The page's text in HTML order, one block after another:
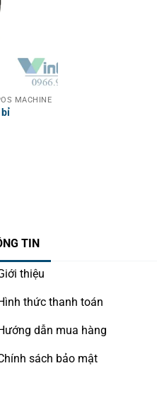
MACHINE
bỉ
TIN
thiệu
thức thanh toán
dẫn mua hàng
sách bảo mật